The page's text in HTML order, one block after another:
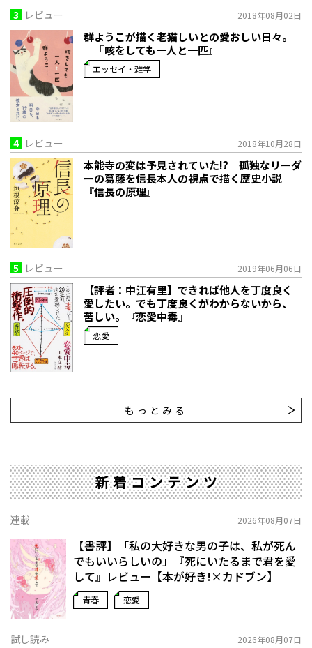
3 レビュー 2018年08月02日
群ようこが描く老猫しいとの愛おしい日々。
『咳をしても一人と一匹』
エッセイ・雑学
4 レビュー 2018年10月28日
本能寺の変は予見されていた!? 孤独なリーダ
ーの葛藤を信長本人の視点で描く歴史小説
『信長の原理』
5 レビュー 2019年06月06日
【評者：中江有里】できれば他人を丁度良く
愛したい。でも丁度良くがわからないから、
苦しい。『恋愛中毒』
恋愛
もっとみる
新着コンテンツ
連載 2026年08月07日
【書評】「私の大好きな男の子は、私が死ん
でもいいらしいの」――『死にいたるまで君を愛
して』レビュー【本が好き!×カドブン】
青春 恋愛
試し読み 2026年08月07日